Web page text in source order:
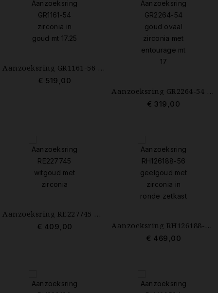
Aanzoeksring GR1161-56 zirconia in goud mt 17.75
€ 519,00
Aanzoeksring GR2264-54 goud ovaal zirconia met entourage mt 17
€ 319,00
Aanzoeksring RE227745 witgoud met zirconia
€ 409,00 Aanzoeksring RH126188-56 geelgoud met zirconia in ronde zetkast mt 17.75
€ 469,00